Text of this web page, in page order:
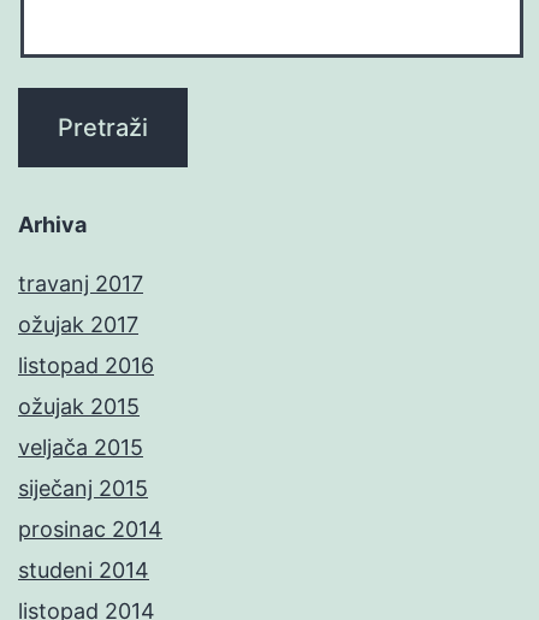
Arhiva
travanj 2017
ožujak 2017
listopad 2016
ožujak 2015
veljača 2015
siječanj 2015
prosinac 2014
studeni 2014
listopad 2014